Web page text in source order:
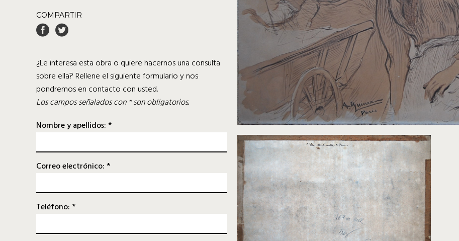
COMPARTIR
¿Le interesa esta obra o quiere hacernos una consulta
sobre ella? Rellene el siguiente formulario y nos
pondremos en contacto con usted.
Los campos señalados con * son obligatorios.
Nombre y apellidos: *
Correo electrónico: *
Teléfono: *